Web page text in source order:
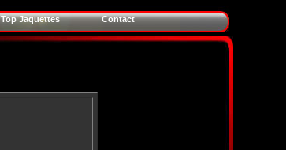
Top Jaquettes Contact